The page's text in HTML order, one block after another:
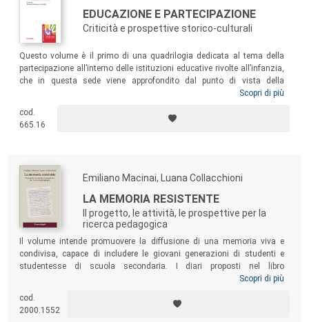
EDUCAZIONE E PARTECIPAZIONE
Criticità e prospettive storico-culturali
Questo volume è il primo di una quadrilogia dedicata al tema della
partecipazione all’interno delle istituzioni educative rivolte all’infanzia,
che in questa sede viene approfondito dal punto di vista della
dimensione storico-politica. Il testo si rivolge a tutti gli attori
educatori, insegnanti, studenti, decisori politici –, che intendono fare
del bambino e della bambina i veri protagonisti di processi di
Scopri di più
cod.
665.16
Emiliano Macinai, Luana Collacchioni
LA MEMORIA RESISTENTE
Il progetto, le attività, le prospettive per la
ricerca pedagogica
Il volume intende promuovere la diffusione di una memoria viva e
condivisa, capace di includere le giovani generazioni di studenti e
studentesse di scuola secondaria. I diari proposti nel libro
rappresentano non solo una testimonianza esemplare della vicenda
anche un racconto così denso di significato umano da coinvolgere
attivamente il lettore. È nella promozione di questo dialogo che risiede
Scopri di più
cod.
2000.1552